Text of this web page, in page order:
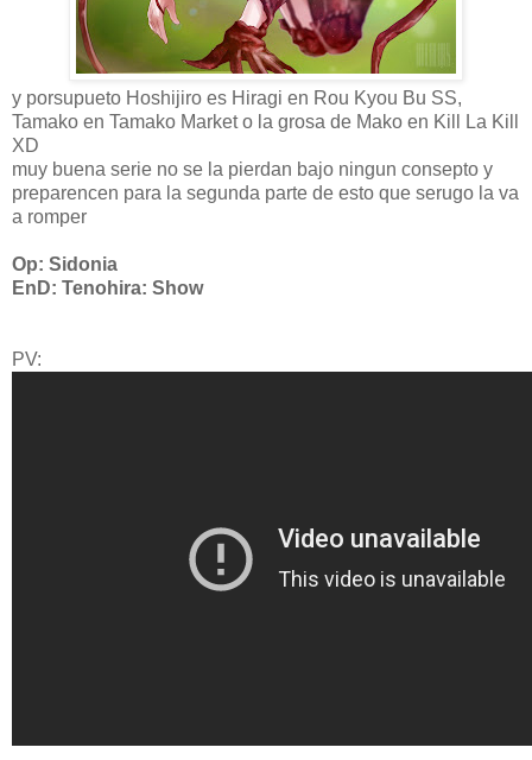
y porsupueto Hoshijiro es Hiragi en Rou Kyou Bu SS,
Tamako en Tamako Market o la grosa de Mako en Kill La Kill
XD
muy buena serie no se la pierdan bajo ningun consepto y
preparencen para la segunda parte de esto que serugo la va
a romper
Op: Sidonia
EnD: Tenohira: Show
PV: